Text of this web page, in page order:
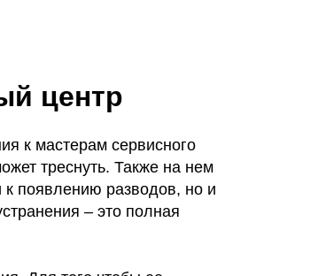
центр
к мастерам сервисного
треснуть. Также на нем
к появлению разводов, но и
– это полная